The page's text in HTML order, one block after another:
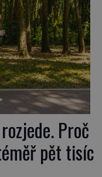
Proč
pět tisíc